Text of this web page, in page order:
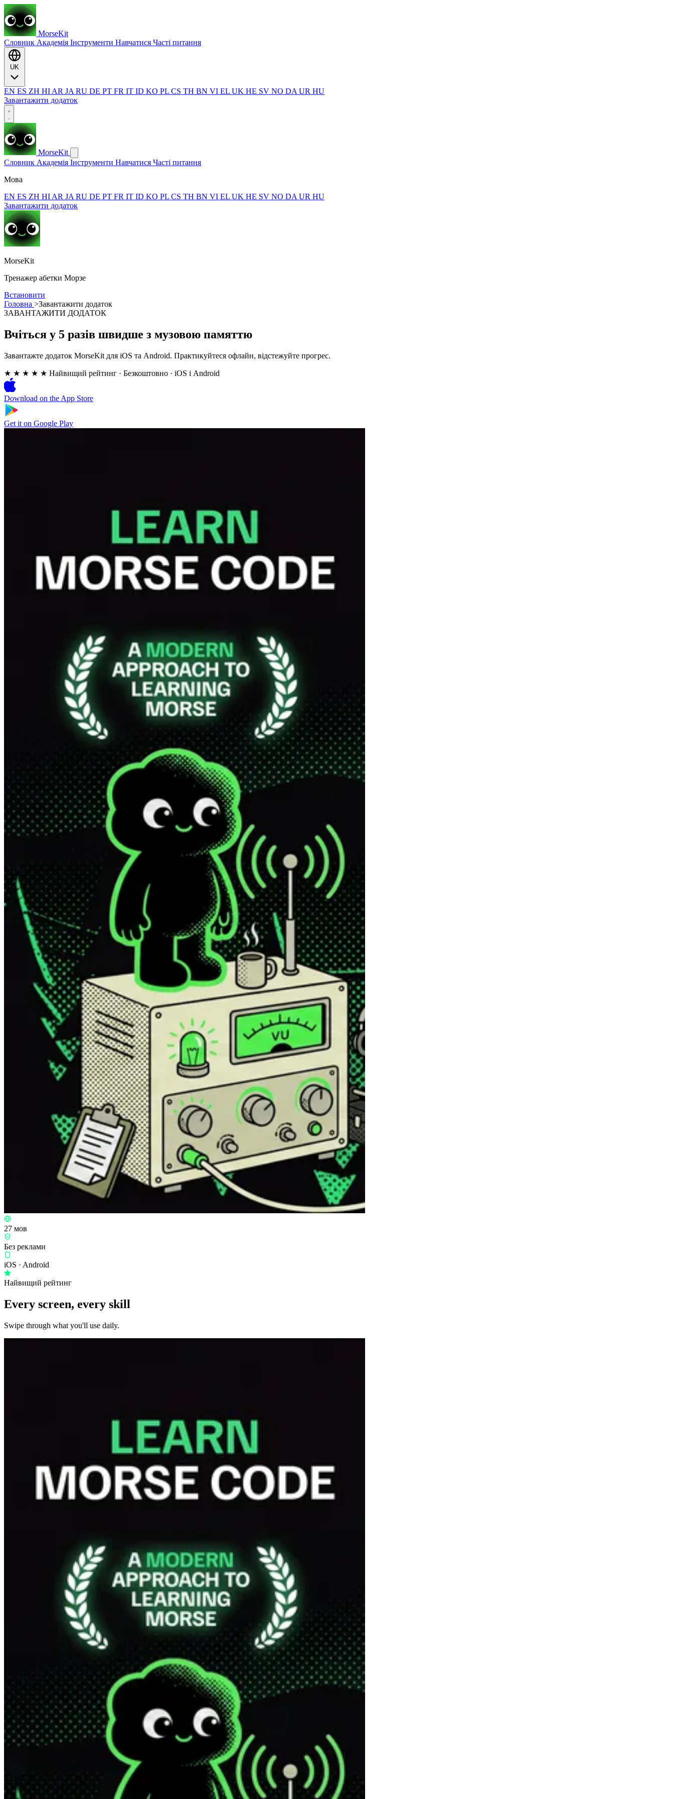
MorseKit
Словник Академія Інструменти Навчатися Часті питання
EN ES ZH HI AR JA RU DE PT FR IT ID KO PL CS TH BN VI EL UK HE SV NO DA UR HU
Завантажити додаток
MorseKit
Словник Академія Інструменти Навчатися Часті питання
Мова
EN ES ZH HI AR JA RU DE PT FR IT ID KO PL CS TH BN VI EL UK HE SV NO DA UR HU
Завантажити додаток
MorseKit
Тренажер абетки Морзе
Встановити
Головна >Завантажити додаток
ЗАВАНТАЖИТИ ДОДАТОК
Вчіться у 5 разів швидше з музовою памяттю
Завантажте додаток MorseKit для iOS та Android. Практикуйтеся офлайн, відстежуйте прогрес.
★ ★ ★ ★ ★ Найвищий рейтинг · Безкоштовно · iOS і Android
Download on the App Store
Get it on Google Play
27 мов
Без реклами
iOS · Android
Найвищий рейтинг
Every screen, every skill
Swipe through what you'll use daily.